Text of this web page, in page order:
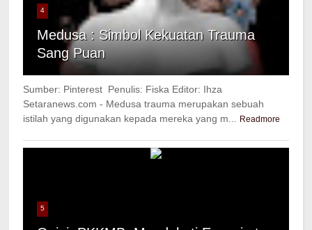
4
Medusa : Simbol Kekuatan Trauma
Sang Puan
Sumber: Pinterest Penulis: Fiska Editor: Ihza
Setaranews.com - Medusa trauma merupakan sebuah
istilah yang digunakan kepada mereka yang m...
Readmore
5